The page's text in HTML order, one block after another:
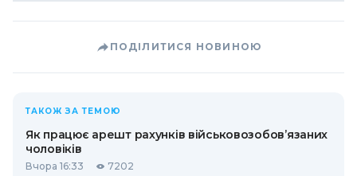
ПОДІЛИТИСЯ НОВИНОЮ
ТАКОЖ ЗА ТЕМОЮ
Як працює арешт рахунків військовозобов’язаних
чоловіків
Вчора 16:33 7202